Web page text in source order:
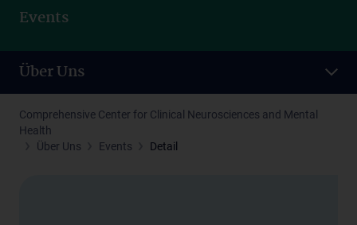
Events
Über Uns
Comprehensive Center for Clinical Neurosciences and Mental
Health
Über Uns
Events Detail